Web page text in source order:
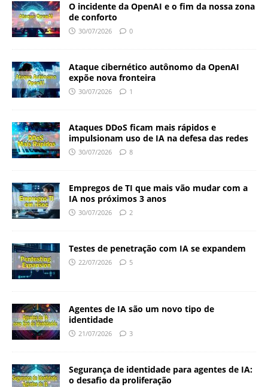
O incidente da OpenAI e o fim da nossa zona
de conforto
30/07/2026 0
Ataque cibernético autônomo da OpenAI
expõe nova fronteira
30/07/2026 1
Ataques DDoS ficam mais rápidos e
impulsionam uso de IA na defesa das redes
30/07/2026 8
Empregos de TI que mais vão mudar com a
IA nos próximos 3 anos
30/07/2026 2
Testes de penetração com IA se expandem
22/07/2026 5
Agentes de IA são um novo tipo de
identidade
21/07/2026 3
Segurança de identidade para agentes de IA:
o desafio da proliferação